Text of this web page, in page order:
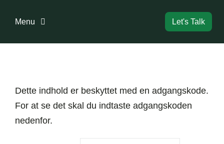
Menu
Bestyrelse
Dokumenter
Let's Talk
Dette indhold er beskyttet med en adgangskode.
For at se det skal du indtaste adgangskoden
nedenfor.